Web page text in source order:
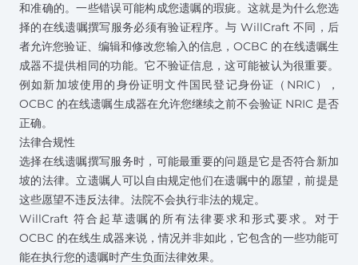
和准确的。一些错误可能构成您遗嘱的瑕疵。这就是为什么您选
择的在线遗嘱撰写服务必须有验证程序。与 WillCraft 不同，后
者允许您验证、编辑和修改您输入的信息，OCBC 的在线遗嘱生
成器不提供相同的功能。它不验证信息，这可能被认为很重要。
例如新加坡使用的身份证明文件国民登记身份证（NRIC），
OCBC 的在线遗嘱生成器在允许您继续之前不会验证 NRIC 是否
正确。
法律合规性
选择在线遗嘱撰写服务时，可能最重要的问题是它是否符合新加
坡的法律。立遗嘱人可以自由规定他们在遗嘱中的愿望，前提是
这些愿望不违反法律。法院不会执行非法的规定。
WillCraft 符合起草遗嘱的所有法律要求和形式要求。对于
OCBC 的在线生成器来说，情况并非如此，它包含的一些功能可
能在执行您的遗嘱时产生负面法律效果。